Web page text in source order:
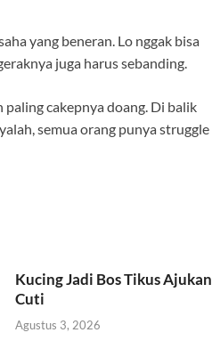
yang beneran. Lo nggak bisa
juga harus sebanding.
paling cakepnya doang. Di balik
semua orang punya struggle
Kucing Jadi Bos Tikus Ajukan
Cuti
Agustus 3, 2026